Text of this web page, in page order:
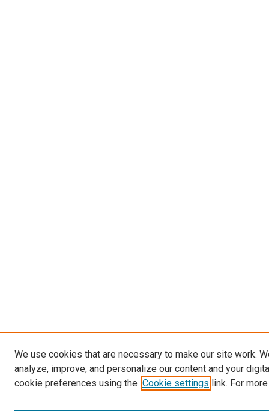
We use cookies that are necessary to make our site work.
analyze, improve, and personalize our content and your
cookie preferences using the Cookie settings link. For